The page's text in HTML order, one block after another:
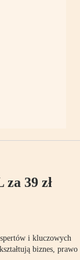
39 zł
i kluczowych
biznes, prawo